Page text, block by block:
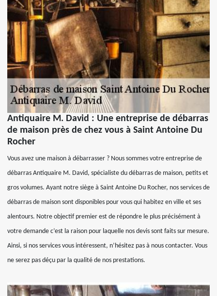
Antiquaire M. David : Une entreprise de débarras
de maison près de chez vous à Saint Antoine Du
Rocher
Vous avez une maison à débarrasser ? Nous sommes votre entreprise de
débarras Antiquaire M. David, spécialiste du débarras de maison, petits et
gros volumes. Ayant notre siège à Saint Antoine Du Rocher, nos services de
débarras de maison sont disponibles pour vous qui habitez en ville et ses
alentours. Notre objectif premier est de répondre le plus précisément à
votre demande c’est la raison pour laquelle nos devis sont faits sur mesure.
Ainsi, si nos services vous intéressent, n’hésitez pas à nous contacter. Vous
ne serez pas déçu par la qualité de nos prestations.